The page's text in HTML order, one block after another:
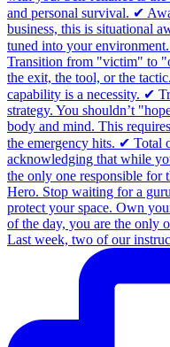
Last week, two of our